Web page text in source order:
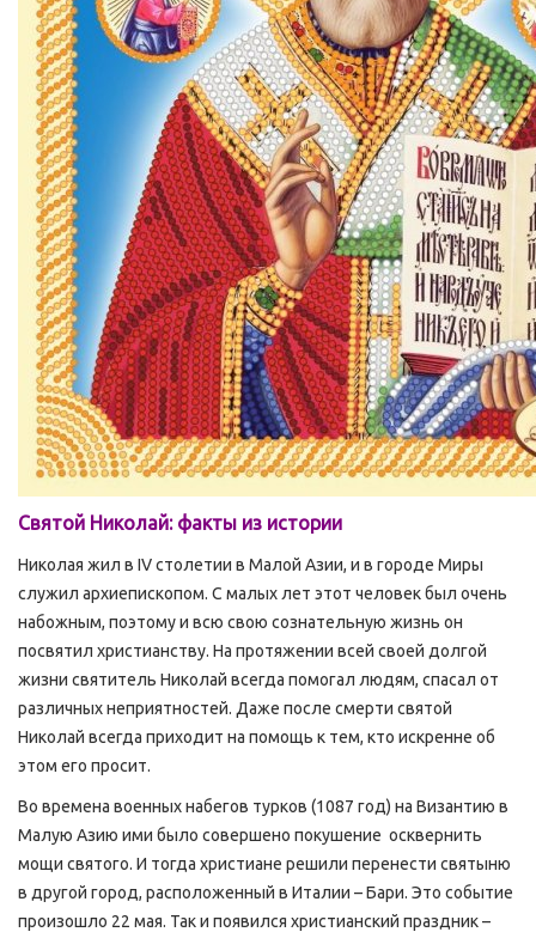
Святой Николай: факты из истории
Николая жил в IV столетии в Малой Азии, и в городе Миры
служил архиепископом. С малых лет этот человек был очень
набожным, поэтому и всю свою сознательную жизнь он
посвятил христианству. На протяжении всей своей долгой
жизни святитель Николай всегда помогал людям, спасал от
различных неприятностей. Даже после смерти святой
Николай всегда приходит на помощь к тем, кто искренне об
этом его просит.
Во времена военных набегов турков (1087 год) на Византию в
Малую Азию ими было совершено покушение осквернить
мощи святого. И тогда христиане решили перенести святыню
в другой город, расположенный в Италии – Бари. Это событие
произошло 22 мая. Так и появился христианский праздник –